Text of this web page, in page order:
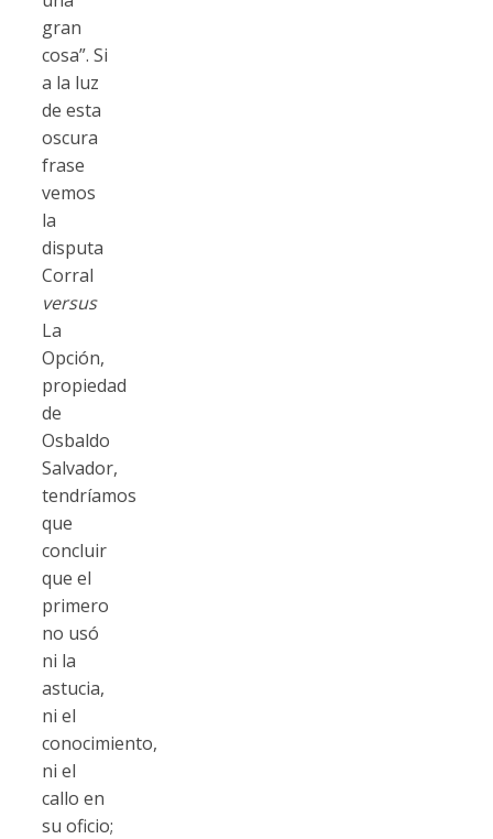
gran
cosa”. Si
a la luz
de esta
oscura
frase
vemos
la
disputa
Corral
versus
La
Opción,
propiedad
de
Osbaldo
Salvador,
tendríamos
que
concluir
que el
primero
no usó
ni la
astucia,
ni el
conocimiento,
ni el
callo en
su oficio;